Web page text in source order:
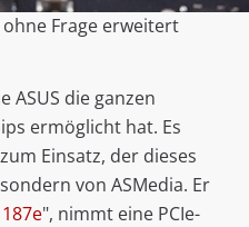
ohne Frage erweitert
ASUS die ganzen
ermöglicht hat. Es
Einsatz, der dieses
von ASMedia. Er
", nimmt eine PCIe-